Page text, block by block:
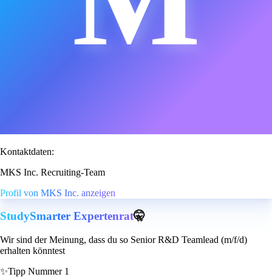
Kontaktdaten:
MKS Inc. Recruiting-Team
Profil von MKS Inc. anzeigen
StudySmarter Expertenrat🤫
Wir sind der Meinung, dass du so Senior R&D Teamlead (m/f/d)
erhalten könntest
✨Tipp Nummer 1